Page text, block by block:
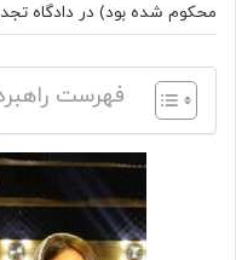
محکوم شده بود) در دادگاه
فهرست